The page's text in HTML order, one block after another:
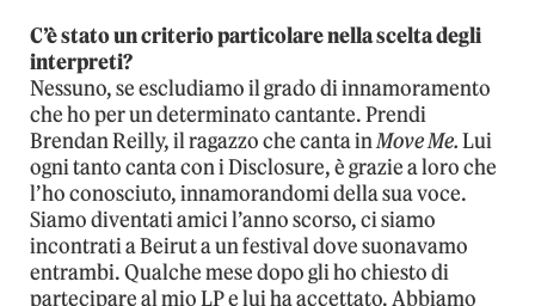
C’è stato un criterio particolare nella scelta degli
interpreti?
Nessuno, se escludiamo il grado di innamoramento
che ho per un determinato cantante. Prendi
Brendan Reilly, il ragazzo che canta inMove Me.Lui
ogni tanto canta con i Disclosure, è grazie a loro che
l’ho conosciuto, innamorandomi della sua voce.
Siamo diventati amici l’anno scorso, ci siamo
incontrati a Beirut a un festival dove suonavamo
entrambi. Qualche mese dopo gli ho chiesto di
partecipare al mio LP e lui ha accettato. Abbiamo